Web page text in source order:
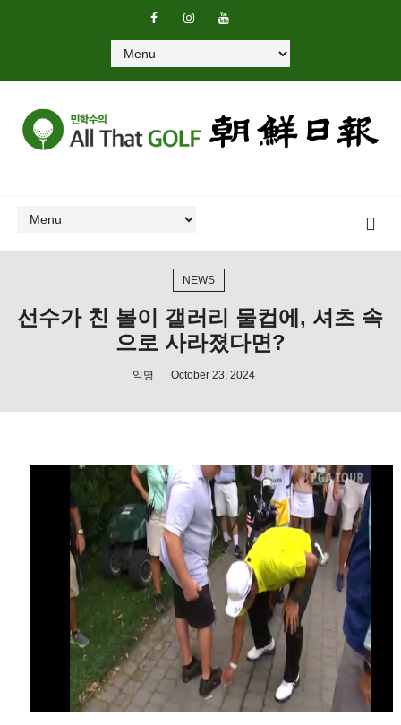
NEWS
선수가 친 볼이 갤러리 물컵에, 셔츠 속
으로 사라졌다면?
익명 October 23, 2024